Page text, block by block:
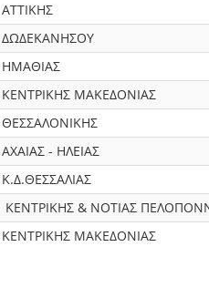
ΔΩΔΕΚΑΝΗΣΟΥ
ΗΜΑΘΙΑΣ
ΜΑΚΕΔΟΝΙΑΣ
- ΗΛΕΙΑΣ
ΚΕΝΤΡΙΚΗΣ & ΝΟΤΙΑΣ
ΜΑΚΕΔΟΝΙΑΣ